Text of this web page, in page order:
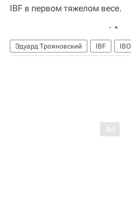
IBF в первом тяжелом весе.
Эдуард Трояновский IBF IBO